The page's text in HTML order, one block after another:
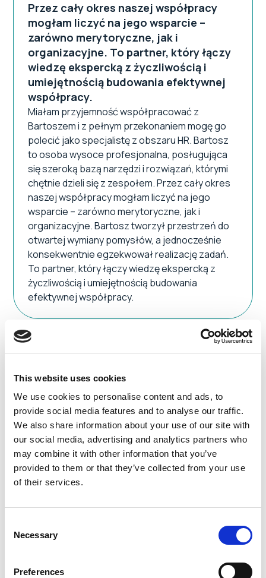
This website uses cookies
We use cookies to personalise content and ads, to
provide social media features and to analyse our traffic.
We also share information about your use of our site with
our social media, advertising and analytics partners who
may combine it with other information that you’ve
provided to them or that they’ve collected from your use
of their services.
Selection
Necessary
Preferences
Przez cały okres naszej współpracy
mogłam liczyć na jego wsparcie –
zarówno merytoryczne, jak i
organizacyjne. To partner, który łączy
wiedzę ekspercką z życzliwością i
umiejętnością budowania efektywnej
współpracy.
Miałam przyjemność współpracować z
Bartoszem i z pełnym przekonaniem mogę go
polecić jako specjalistę z obszaru HR. Bartosz
to osoba wysoce profesjonalna, posługująca
się szeroką bazą narzędzi i rozwiązań, którymi
chętnie dzieli się z zespołem. Przez cały okres
naszej współpracy mogłam liczyć na jego
wsparcie – zarówno merytoryczne, jak i
organizacyjne. Bartosz tworzył przestrzeń do
otwartej wymiany pomysłów, a jednocześnie
konsekwentnie egzekwował realizację zadań.
To partner, który łączy wiedzę ekspercką z
życzliwością i umiejętnością budowania
efektywnej współpracy.
Była to wartościowa współpraca,
zwłaszcza w kontekście zbudowania
struktury, podziału odpowiedzialności,
wprowadzenia rutyn komunikacyjnych
oraz poukładania procesów
biznesowych. To co najbardziej
doceniam to konsekwentne
Z HR Hints pracowaliśmy prawie 11 miesięcy. Była
odpowiedzialności, wprowadzenia rutyn